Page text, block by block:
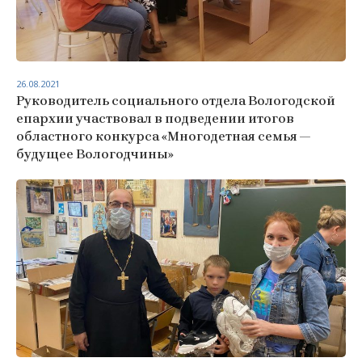
Руководитель социального отдела Вологодской
епархии участвовал в подведении итогов
областного конкурса «Многодетная семья —
будущее Вологодчины»
26.08.2021